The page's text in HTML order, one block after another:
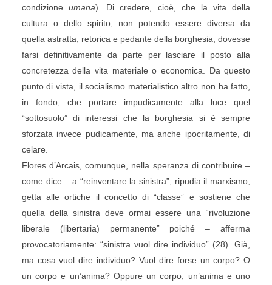
condizione umana). Di credere, cioè, che la vita della
cultura o dello spirito, non potendo essere diversa da
quella astratta, retorica e pedante della borghesia, dovesse
farsi definitivamente da parte per lasciare il posto alla
concretezza della vita materiale o economica. Da questo
punto di vista, il socialismo materialistico altro non ha fatto,
in fondo, che portare impudicamente alla luce quel
“sottosuolo” di interessi che la borghesia si è sempre
sforzata invece pudicamente, ma anche ipocritamente, di
celare.
Flores d’Arcais, comunque, nella speranza di contribuire –
come dice – a “reinventare la sinistra”, ripudia il marxismo,
getta alle ortiche il concetto di “classe” e sostiene che
quella della sinistra deve ormai essere una “rivoluzione
liberale (libertaria) permanente” poiché – afferma
provocatoriamente: “sinistra vuol dire individuo” (28). Già,
ma cosa vuol dire individuo? Vuol dire forse un corpo? O
un corpo e un’anima? Oppure un corpo, un’anima e uno